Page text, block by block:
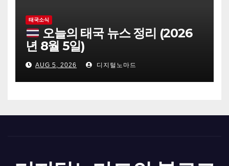
태국소식
오늘의 태국 뉴스 정리 (2026
년 8월 5일)
AUG 5, 2026 디지털노마드